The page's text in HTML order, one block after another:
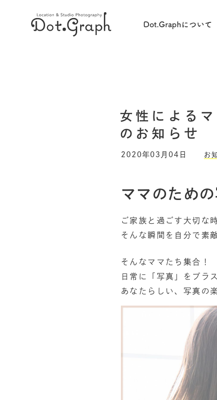
Dot.Graphについて
女性による
のお知らせ
2020年03月04日 お
ママのため
ご家族と過ごす大切な
そんな瞬間を自分で素
そんなママたち集合！
日常に「写真」をプラス
あなたらしい、写真の